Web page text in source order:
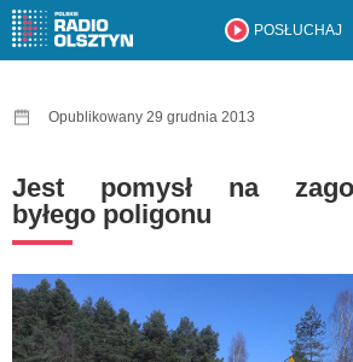
POSŁUCHAJ
Opublikowany 29 grudnia 2013
Jest pomysł na
byłego poligonu